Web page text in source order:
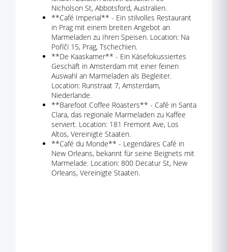
Nicholson St, Abbotsford, Australien.
**Café Imperial** - Ein stilvolles Restaurant
in Prag mit einem breiten Angebot an
Marmeladen zu Ihren Speisen. Location: Na
Poříčí 15, Prag, Tschechien.
**De Kaaskamer** - Ein Käsefokussiertes
Geschäft in Amsterdam mit einer feinen
Auswahl an Marmeladen als Begleiter.
Location: Runstraat 7, Amsterdam,
Niederlande.
**Barefoot Coffee Roasters** - Café in Santa
Clara, das regionale Marmeladen zu Kaffee
serviert. Location: 181 Fremont Ave, Los
Altos, Vereinigte Staaten.
**Café du Monde** - Legendäres Café in
New Orleans, bekannt für seine Beignets mit
Marmelade. Location: 800 Decatur St, New
Orleans, Vereinigte Staaten.